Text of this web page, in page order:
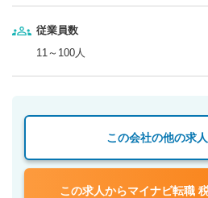
従業員数
11～100人
この会社の他の求
この求人からマイナビ転職